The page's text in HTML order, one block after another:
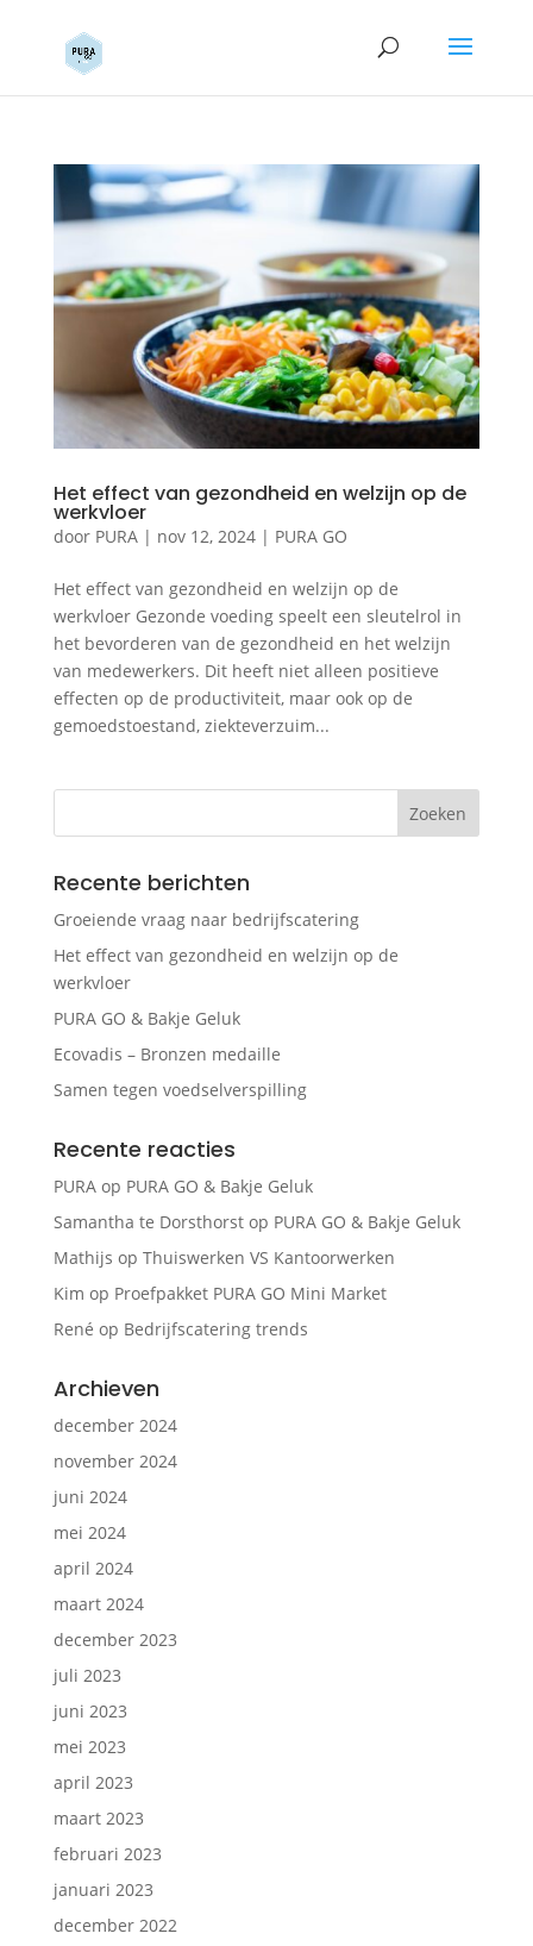
Het effect van gezondheid en welzijn op de
werkvloer
door PURA| nov 12, 2024| PURA GO
Het effect van gezondheid en welzijn op de
werkvloer Gezonde voeding speelt een sleutelrol in
het bevorderen van de gezondheid en het welzijn
van medewerkers. Dit heeft niet alleen positieve
effecten op de productiviteit, maar ook op de
gemoedstoestand, ziekteverzuim...
Recente berichten
Groeiende vraag naar bedrijfscatering
Het effect van gezondheid en welzijn op de
werkvloer
PURA GO & Bakje Geluk
Ecovadis – Bronzen medaille
Samen tegen voedselverspilling
Recente reacties
PURAop PURA GO & Bakje Geluk
Samantha te Dorsthorstop PURA GO & Bakje Geluk
Mathijs op Thuiswerken VS Kantoorwerken
Kim op Proefpakket PURA GO Mini Market
René op Bedrijfscatering trends
Archieven
december 2024
november 2024
juni 2024
mei 2024
april 2024
maart 2024
december 2023
juli 2023
juni 2023
mei 2023
april 2023
maart 2023
februari 2023
januari 2023
december 2022